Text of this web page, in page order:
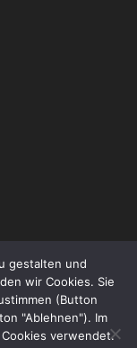
gestalten und
wir Cookies. Sie
(Button
"Ablehnen"). Im
verwendet.